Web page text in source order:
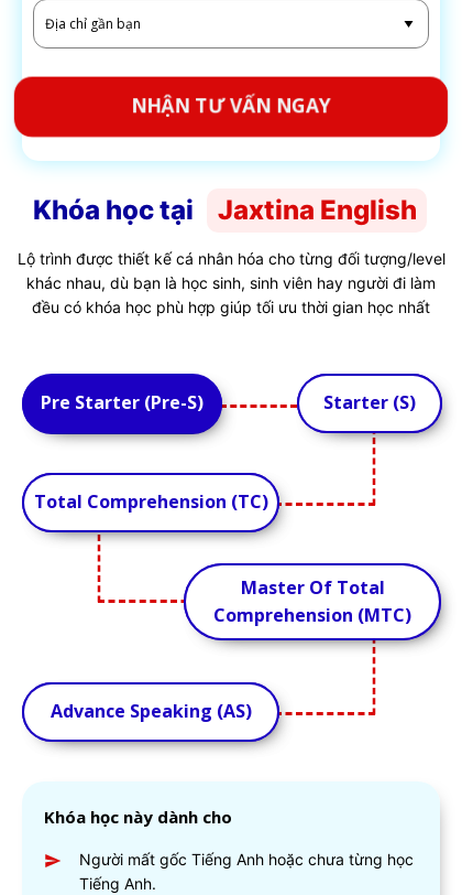
NHẬN TƯ VẤN NGAY
Người mất gốc Tiếng Anh hoặc chưa từng học
Tiếng Anh.
Khóa học này dành cho
Lộ trình được thiết kế cá nhân hóa cho từng đối tượng/level
khác nhau, dù bạn là học sinh, sinh viên hay người đi làm
đều có khóa học phù hợp giúp tối ưu thời gian học nhất
Total Comprehension (TC)
Starter (S)
Pre Starter (Pre-S)
Pre Starter (Pre-S) Starter (S)
Total Comprehension (TC)
Master Of Total
Comprehension (MTC)
Master Of Total
Comprehension (MTC)
Advance Speaking (AS)
Advance Speaking (AS)
Khóa học tại Jaxtina English